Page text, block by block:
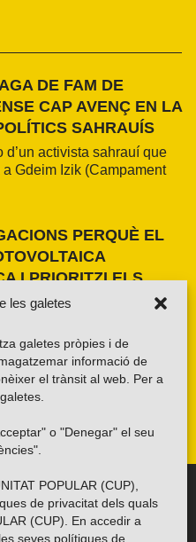
les galetes
galetes pròpies i de
informació de
el trànsit al web. Per a
o "Denegar" el seu
POPULAR (CUP),
de privacitat dels quals
(CUP). En accedir a
seves polítiques de
DE FAM DE
CAP AVENÇ EN LA
SAHRAUÍS
d’un activista sahrauí que
Gdeim Izik (Campament
PERQUÈ EL
I PRIORITZI ELS
amb una proposta
fet a la demarcació
els criteris a tot el
per una Transició
socials